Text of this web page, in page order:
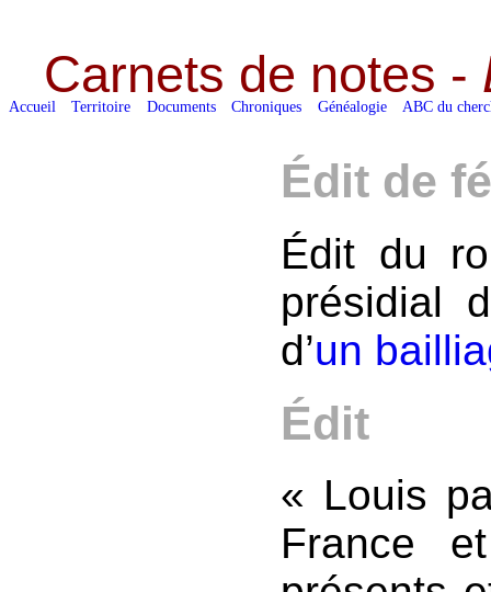
Carnets de notes -
Accueil Territoire Documents Chroniques Généalogie ABC du
Édit de
Édit du
présidial
d’un
Édit
« Louis
France